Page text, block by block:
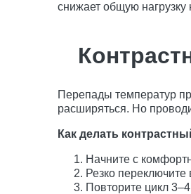
снижает общую нагрузку
Перепады температур
расширяться. Но
Как делать
Начните с
Резко
Повторите цикл